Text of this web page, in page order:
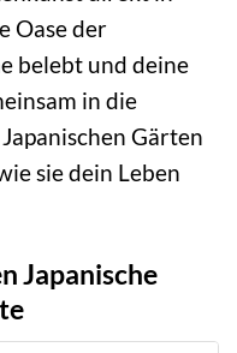
Oase der
belebt und deine
in die
Gärten
sie dein Leben
Japanische